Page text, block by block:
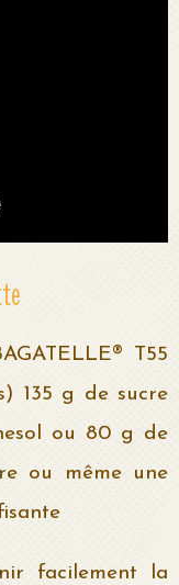
T55
135 g de sucre
ou 80 g de
ou même une
facilement la